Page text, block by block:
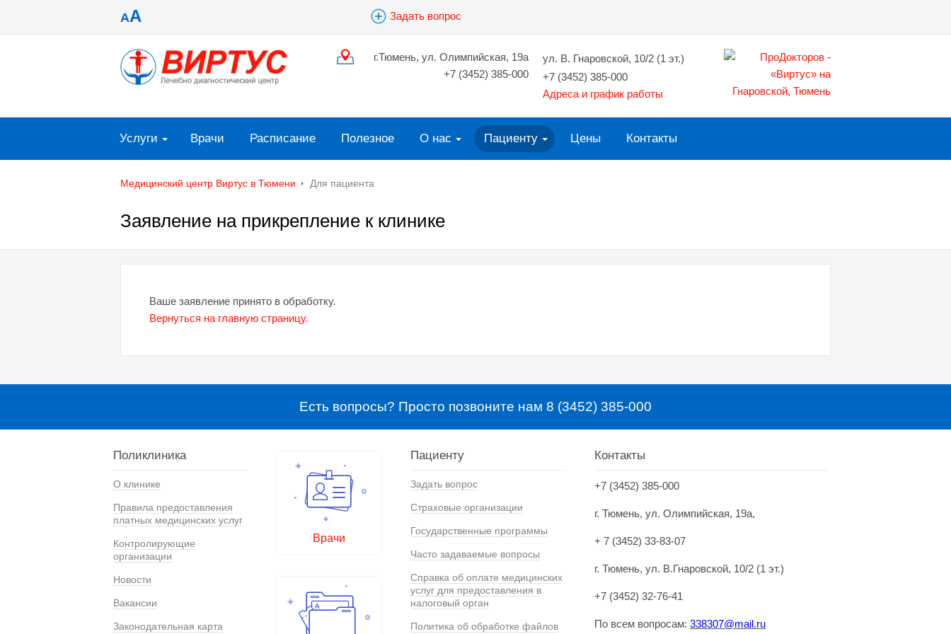
AA Задать вопрос
г.Тюмень, ул. Олимпийская, 19а
+7 (3452) 385-000
ул. В. Гнаровской, 10/2 (1 эт.)
+7 (3452) 385-000
Адреса и график работы
Услуги Врачи Расписание Полезное О нас Пациенту Цены Контакты
Медицинский центр Виртус в Тюмени Для пациента
Заявление на прикрепление к клинике
Ваше заявление принято в обработку.
Вернуться на главную страницу.
Есть вопросы? Просто позвоните нам 8 (3452) 385-000
Поликлиника
О клинике
Правила предоставления
платных медицинских услуг
Контролирующие
организации
Новости
Вакансии
Законодательная карта
Врачи
Пациенту
Задать вопрос
Страховые организации
Государственные программы
Часто задаваемые вопросы
Справка об оплате медицинских
услуг для предоставления в
налоговый орган
Политика об обработке файлов
Контакты
+7 (3452) 385-000
г. Тюмень, ул. Олимпийская, 19а,
+ 7 (3452) 33-83-07
г. Тюмень, ул. В.Гнаровской, 10/2 (1 эт.)
+7 (3452) 32-76-41
По всем вопросам: 338307@mail.ru